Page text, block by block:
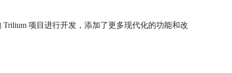
项目进行开发，添加了更多现代化的功能和改